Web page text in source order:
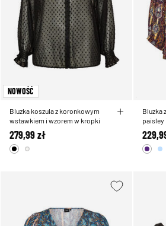
NOWOŚĆ
Bluzka koszula z koronkowym
wstawkiem i wzorem w kropki
279,99 zł
Bluzka